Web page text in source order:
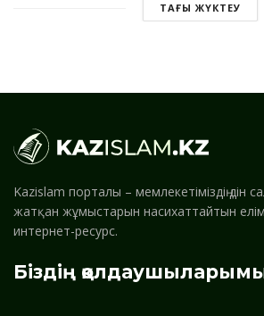
ТАҒЫ ЖҮКТЕУ
Kazislam порталы – мемлекетіміздің дін
жатқан жұмыстарын насихаттайтын
интернет-ресурс.
Біздің